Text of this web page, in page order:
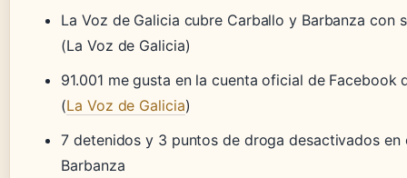
La Voz de Galicia cubre Carballo y Barbanza con
(La Voz de Galicia)
91.001 me gusta en la cuenta oficial de Facebook
(La Voz de Galicia)
7 detenidos y 3 puntos de droga desactivados en
Barbanza